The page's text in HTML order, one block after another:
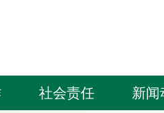
社会责任 新闻